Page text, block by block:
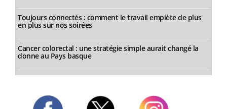
Toujours connectés : comment le travail empiète de plus
en plus sur nos soirées
Cancer colorectal : une stratégie simple aurait changé la
donne au Pays basque